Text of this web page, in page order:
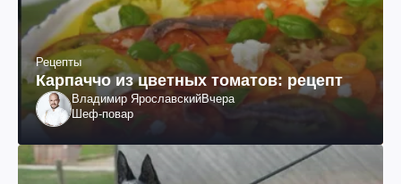
Рецепты
Карпаччо из цветных томатов: рецепт
Владимир ЯрославскийВчера
Шеф-повар